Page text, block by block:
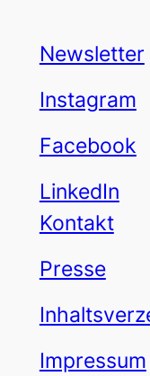
Newsletter
Instagram
Facebook
LinkedIn
Kontakt
Presse
Impressum